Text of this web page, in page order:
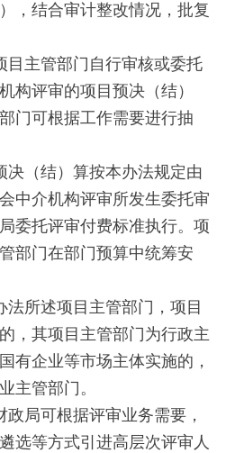
，结合审计整改情况，批复
主管部门自行审核或委托
构评审的项目预决（结）
门可根据工作需要进行抽
（结）算按本办法规定由
中介机构评审所发生委托审
委托评审付费标准执行。项
部门在部门预算中统筹安
所述项目主管部门，项目
，其项目主管部门为行政主
有企业等市场主体实施的，
主管部门。
可根据评审业务需要，
选等方式引进高层次评审人